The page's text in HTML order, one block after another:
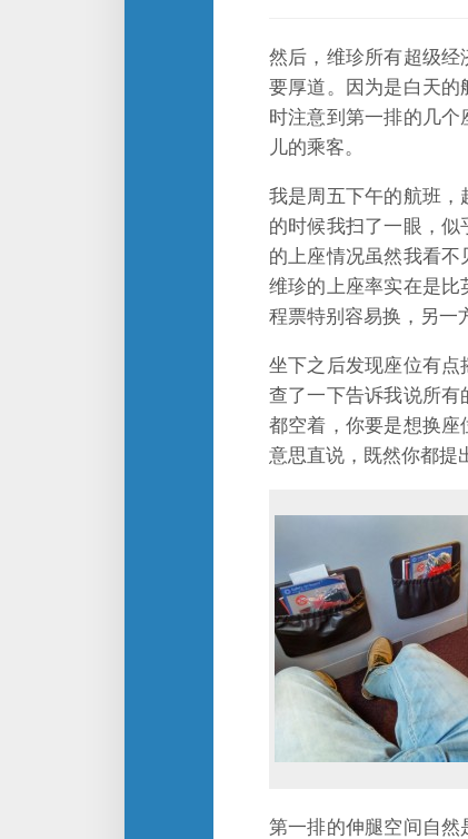
然后，维珍所有超级
要厚道。因为是白天的
时注意到第一排的几
儿的乘客。
我是周五下午的航班
的时候我扫了一眼，
的上座情况虽然我看不
维珍的上座率实在是比
程票特别容易换，另一
坐下之后发现座位有
查了一下告诉我说所
都空着，你要是想换
意思直说，既然你都提
第一排的伸腿空间自然